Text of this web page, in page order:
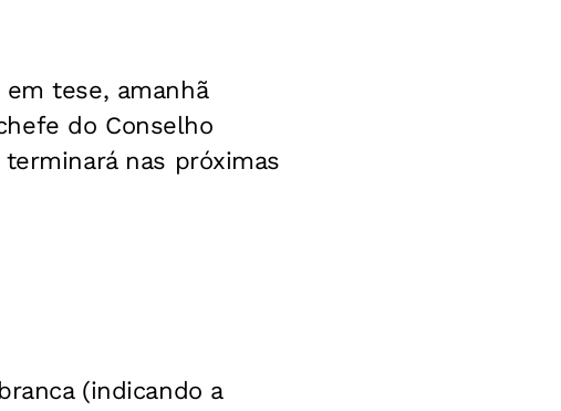
tese, amanhã
do Conselho
nas próximas
(indicando a